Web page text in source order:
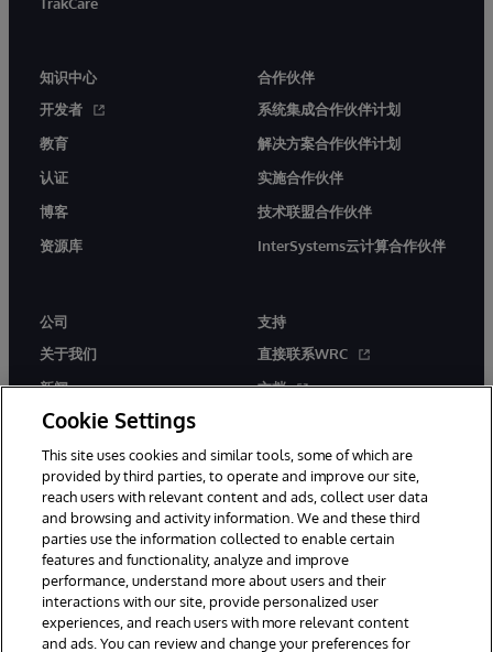
知识中心
开发者
教育
认证
博客
资源库
合作伙伴
系统集成合作伙伴计划
解决方案合作伙伴计划
实施合作伙伴
技术联盟合作伙伴
InterSystems云计算合作伙伴
公司
关于我们
新闻
活动
工作机会
支持
直接联系WRC
文档
© 1996-2026 InterSystems Corporation, Boston, MA. 系联软件（北
京）有限公司 版权所有。京ICP备2021005331号
Cookie Settings
This site uses cookies and similar tools, some of which are
provided by third parties, to operate and improve our site,
reach users with relevant content and ads, collect user data
and browsing and activity information. We and these third
parties use the information collected to enable certain
features and functionality, analyze and improve
performance, understand more about users and their
interactions with our site, provide personalized user
experiences, and reach users with more relevant content
and ads. You can review and change your preferences for